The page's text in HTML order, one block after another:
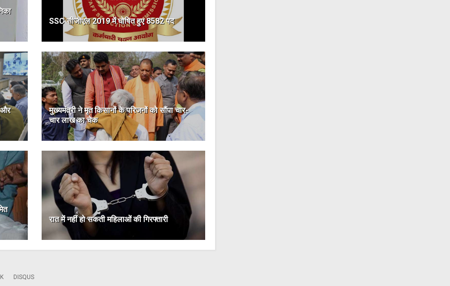
SSC सीजीएल 2019 में घोषित हुए 8582 पद
और
मुख्यमंत्री ने मृत किसानों के परिजनों को सौंपा चार-
चार लाख का चेक
रात में नहीं हो सकती महिलाओं की गिरफ्तारी
DISQUS